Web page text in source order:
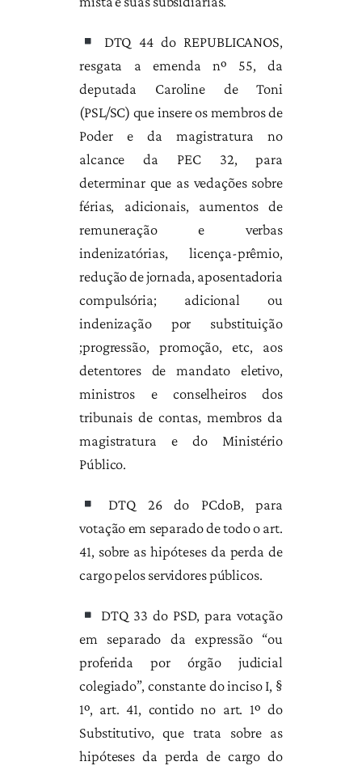
DTQ 44 do REPUBLICANOS,
resgata a emenda nº 55, da
deputada Caroline de Toni
(PSL/SC) que insere os membros de
Poder e da magistratura no
alcance da PEC 32, para
determinar que as vedações sobre
férias, adicionais, aumentos de
remuneração e verbas
indenizatórias, licença-prêmio,
redução de jornada, aposentadoria
compulsória; adicional ou
indenização por substituição
;progressão, promoção, etc, aos
detentores de mandato eletivo,
ministros e conselheiros dos
tribunais de contas, membros da
magistratura e do Ministério
Público.
DTQ 26 do PCdoB, para
votação em separado de todo o art.
41, sobre as hipóteses da perda de
cargo pelos servidores públicos.
DTQ 33 do PSD, para votação
em separado da expressão “ou
proferida por órgão judicial
colegiado”, constante do inciso I, §
1º, art. 41, contido no art. 1º do
Substitutivo, que trata sobre as
hipóteses da perda de cargo do